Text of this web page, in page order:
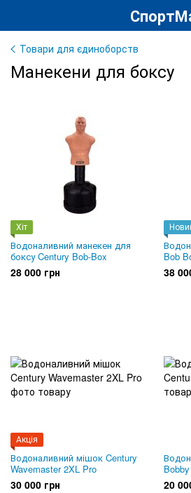
Товари для єдиноборств
Манекени для боксу
Хіт
Водоналивний манекен для
боксу Century Bob-Box
28 000 грн
Bob
38
Акція
Водоналивний мішок Century
Wavemaster 2XL Pro
30 000 грн 20